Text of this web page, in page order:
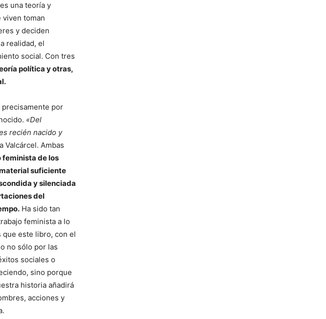
una teoría y
viven toman
y deciden
realidad, el
social. Con tres
política y otras,
por
«Del
recién nacido y
Valcárcel. Ambas
feminista de los
suficiente
y silenciada
del
Ha sido tan
feminista a lo
que este libro, con el
no sólo por las
sociales o
sino porque
historia añadirá
acciones y